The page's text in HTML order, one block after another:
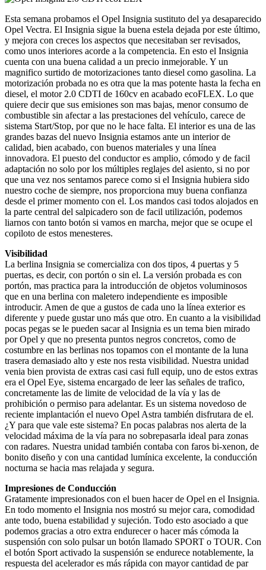
Esta semana probamos el Opel Insignia sustituto del ya desaparecido
Opel Vectra. El Insignia sigue la buena estela dejada por este último,
y mejora con creces los aspectos que necesitaban ser revisados,
como unos interiores acorde a la competencia. En esto el Insignia
cuenta con una buena calidad a un precio inmejorable. Y un
magnifico surtido de motorizaciones tanto diesel como gasolina. La
motorización probada no es otra que la mas potente hasta la fecha en
diesel, el motor 2.0 CDTI de 160cv en acabado ecoFLEX. Lo que
quiere decir que sus emisiones son mas bajas, menor consumo de
combustible sin afectar a las prestaciones del vehículo, carece de
sistema Start/Stop, por que no le hace falta. El interior es una de las
grandes bazas del nuevo Insignia estamos ante un interior de
calidad, bien acabado, con buenos materiales y una línea
innovadora. El puesto del conductor es amplio, cómodo y de facil
adaptación no solo por los múltiples reglajes del asiento, si no por
que una vez nos sentamos parece como si el Insignia hubiera sido
nuestro coche de siempre, nos proporciona muy buena confianza
desde el primer momento con el. Los mandos casi todos alojados en
la parte central del salpicadero son de facil utilización, podemos
liarnos con tanto botón si vamos en marcha, mejor que se ocupe el
copiloto de estos menesteres.
Visibilidad
La berlina Insignia se comercializa con dos tipos, 4 puertas y 5
puertas, es decir, con portón o sin el. La versión probada es con
portón, mas practica para la introducción de objetos voluminosos
que en una berlina con maletero independiente es imposible
introducir. Amen de que a gustos de cada uno la línea exterior es
diferente y puede gustar uno más que otro. En cuanto a la visibilidad
pocas pegas se le pueden sacar al Insignia es un tema bien mirado
por Opel y que no presenta puntos negros concretos, como de
costumbre en las berlinas nos topamos con el montante de la luna
trasera demasiado alto y este nos resta visibilidad. Nuestra unidad
venia bien provista de extras casi casi full equip, uno de estos extras
era el Opel Eye, sistema encargado de leer las señales de trafico,
concretamente las de limite de velocidad de la vía y las de
prohibición o permiso para adelantar. Es un sistema novedoso de
reciente implantación el nuevo Opel Astra también disfrutara de el.
¿Y para que vale este sistema? En pocas palabras nos alerta de la
velocidad máxima de la vía para no sobrepasarla ideal para zonas
con radares. Nuestra unidad también contaba con faros bi-xenon, de
bonito diseño y con una cantidad lumínica excelente, la conducción
nocturna se hacia mas relajada y segura.
Impresiones de Conducción
Gratamente impresionados con el buen hacer de Opel en el Insignia.
En todo momento el Insignia nos mostró su mejor cara, comodidad
ante todo, buena estabilidad y sujeción. Todo esto asociado a que
podemos gracias a otro extra endurecer o hacer más cómoda la
suspensión con solo pulsar un botón llamado SPORT o TOUR. Con
el botón Sport activado la suspensión se endurece notablemente, la
respuesta del acelerador es más rápida con mayor cantidad de par